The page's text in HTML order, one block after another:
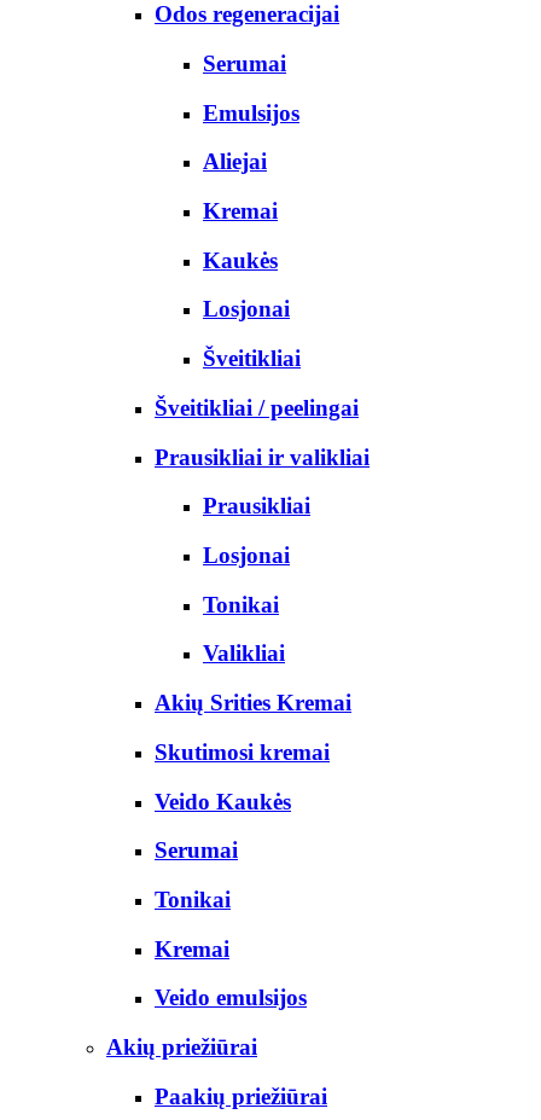
Odos regeneracijai
Serumai
Emulsijos
Aliejai
Kremai
Kaukės
Losjonai
Šveitikliai
Šveitikliai / peelingai
Prausikliai ir valikliai
Prausikliai
Losjonai
Tonikai
Valikliai
Akių Srities Kremai
Skutimosi kremai
Veido Kaukės
Serumai
Tonikai
Kremai
Veido emulsijos
Akių priežiūrai
Paakių priežiūrai